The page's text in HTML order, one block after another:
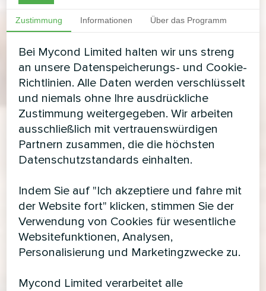
Zustimmung Informationen Über das Programm
Bei Mycond Limited halten wir uns streng
an unsere Datenspeicherungs- und Cookie-
Richtlinien. Alle Daten werden verschlüsselt
und niemals ohne Ihre ausdrückliche
Zustimmung weitergegeben. Wir arbeiten
ausschließlich mit vertrauenswürdigen
Partnern zusammen, die die höchsten
Datenschutzstandards einhalten.
Indem Sie auf "Ich akzeptiere und fahre mit
der Website fort" klicken, stimmen Sie der
Verwendung von Cookies für wesentliche
Websitefunktionen, Analysen,
Personalisierung und Marketingzwecke zu.
Mycond Limited verarbeitet alle